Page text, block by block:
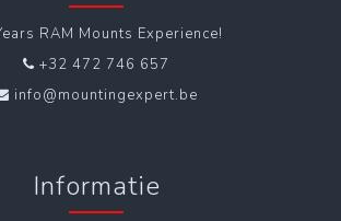
RAM Mounts Experience!
+32 472 746 657
info@mountingexpert.be
Informatie